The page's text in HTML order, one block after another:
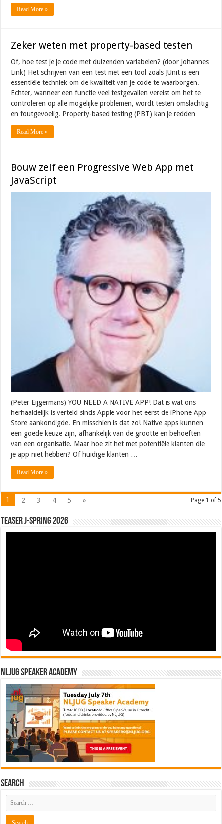
Read More »
Zeker weten met property-based testen
Of, hoe test je je code met duizenden variabelen? (door Johannes
Link) Het schrijven van een test met een tool zoals JUnit is een
essentiële techniek om de kwaliteit van je code te waarborgen.
Echter, wanneer een functie veel testgevallen vereist om het te
controleren op alle mogelijke problemen, wordt testen omslachtig
en foutgevoelig. Property-based testing (PBT) kan je redden …
Read More »
Bouw zelf een Progressive Web App met
JavaScript
(Peter Eijgermans) YOU NEED A NATIVE APP! Dat is wat ons
herhaaldelijk is verteld sinds Apple voor het eerst de iPhone App
Store aankondigde. En misschien is dat zo! Native apps kunnen
een goede keuze zijn, afhankelijk van de grootte en behoeften
van een organisatie. Maar hoe zit het met potentiële klanten die
je app niet hebben? Of huidige klanten …
Read More »
Page 1 of 5
1 2 3 4 5 »
Teaser J-Spring 2026
NLJUG Speaker Academy
Search